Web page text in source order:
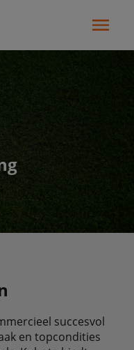
succesvol
en topcondities